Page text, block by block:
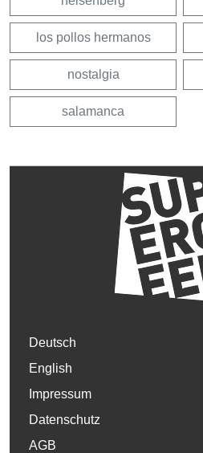
los pollos hermanos
nostalgia
salamanca
Deutsch
English
Impressum
Datenschutz
AGB